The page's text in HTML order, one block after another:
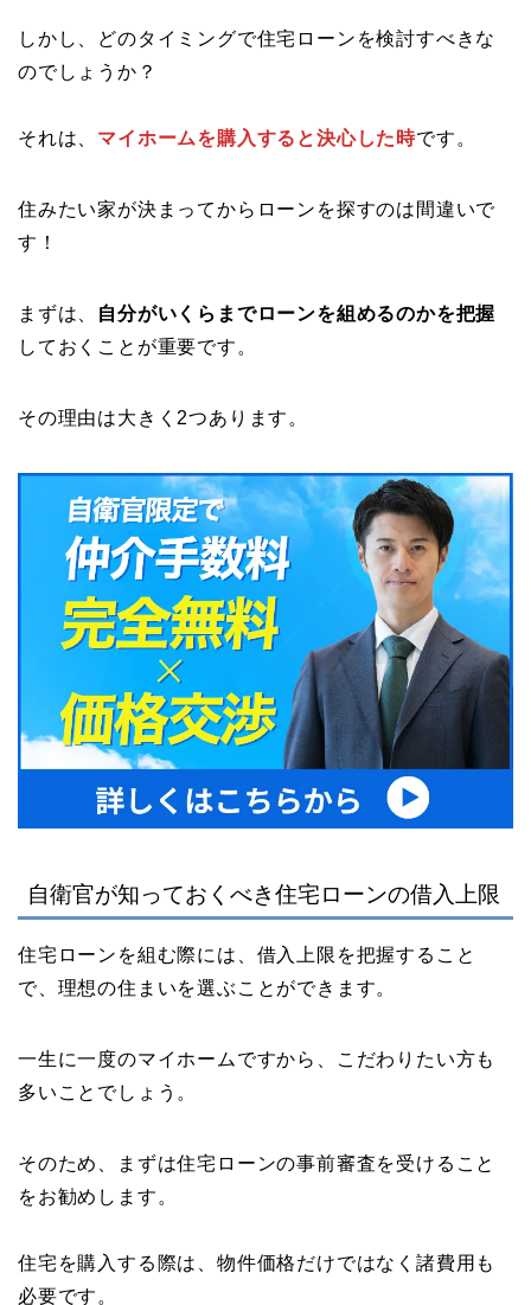
しかし、どのタイミングで住宅ローンを検討すべきな
のでしょうか？
それは、 マイホームを購入すると決心した時です。
住みたい家が決まってからローンを探すのは間違いで
す！
まずは、
自分がいくらまでローンを組めるのかを把握
しておくことが重要です。
その理由は大きく2つあります。
自衛官が知っておくべき住宅ローンの借入上限
住宅ローンを組む際には、借入上限を把握すること
で、理想の住まいを選ぶことができます。
一生に一度のマイホームですから、こだわりたい方も
多いことでしょう。
そのため、まずは住宅ローンの事前審査を受けること
をお勧めします。
住宅を購入する際は、物件価格だけではなく諸費用も
必要です。